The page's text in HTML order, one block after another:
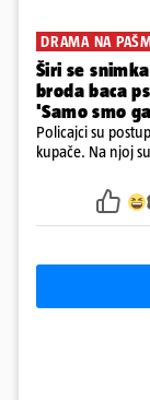
DRAMA NA
Širi se
broda baca
'Samo smo
Policajci su
kupače. Na njoj
ga uhitili, a psa